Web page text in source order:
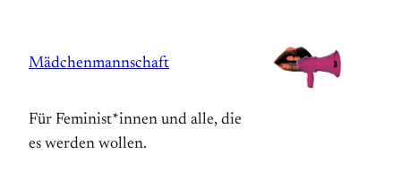
springen
Mädchenmannschaft
Für Feminist*innen und alle, die
es werden wollen.